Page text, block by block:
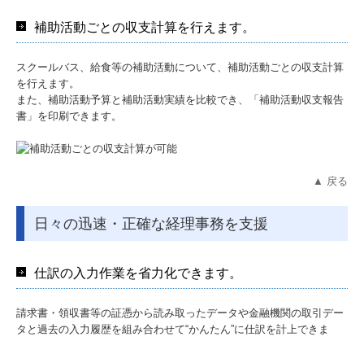
補助活動ごとの収支計算を行えます。
スクールバス、給食等の補助活動について、補助活動ごとの収支計算
を行えます。
また、補助活動予算と補助活動実績を比較でき、「補助活動収支報告
書」を印刷できます。
▲ 戻る
日々の迅速・正確な経理事務を支援
仕訳の入力作業を省力化できます。
請求書・領収書等の証憑から読み取ったデータや金融機関の取引デー
タと過去の入力履歴を組み合わせて“かんたん”に仕訳を計上できま